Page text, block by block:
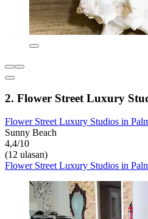
2. Flower Street Luxury
Flower Street Luxury Studios in
Sunny Beach
4,4/10
(12 ulasan)
Flower Street Luxury Studios in